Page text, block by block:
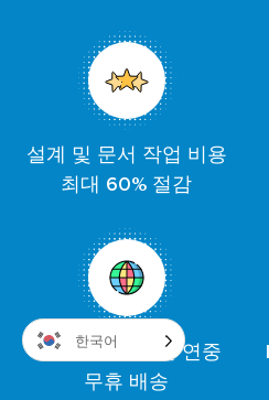
설계 및 문서 작업 비용
최대 60% 절감
시간대를 초월한 연중
무휴 배송
한국어